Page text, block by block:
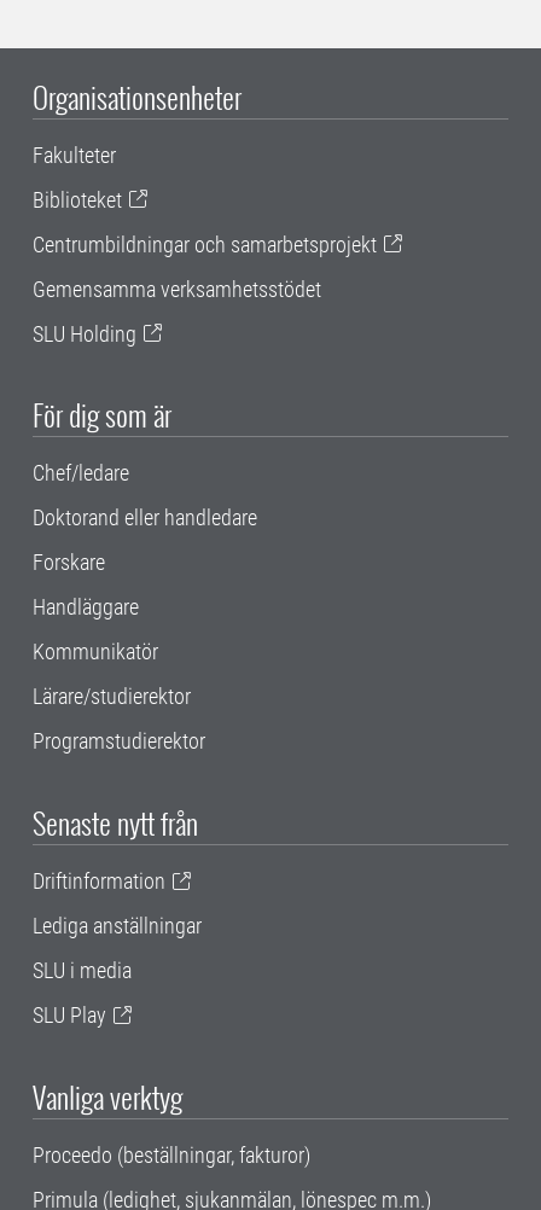
Organisationsenheter
Fakulteter
Biblioteket
Centrumbildningar och samarbetsprojekt
Gemensamma verksamhetsstödet
SLU Holding
För dig som är
Chef/ledare
Doktorand eller handledare
Forskare
Handläggare
Kommunikatör
Lärare/studierektor
Programstudierektor
Senaste nytt från
Driftinformation
Lediga anställningar
SLU i media
SLU Play
Vanliga verktyg
Proceedo (beställningar, fakturor)
Primula (ledighet, sjukanmälan, lönespec m.m.)